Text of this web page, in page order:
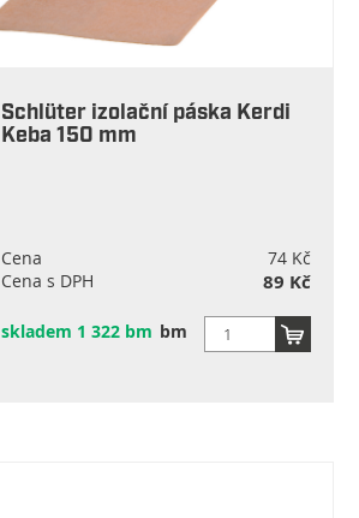
Schlüter izolační páska Kerdi
Keba 150 mm
Cena
74 Kč
Cena s DPH
89 Kč
skladem 1 322 bm bm